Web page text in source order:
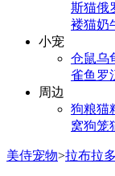
斯猫俄
褛猫奶
小宠
仓鼠乌
雀鱼 罗
周边
狗粮猫
窝狗笼
美侍宠物>拉布拉多